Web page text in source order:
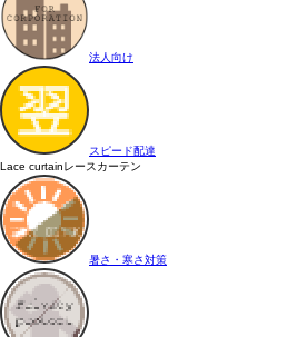
法人向け
スピード配達
Lace curtainレースカーテン
暑さ・寒さ対策